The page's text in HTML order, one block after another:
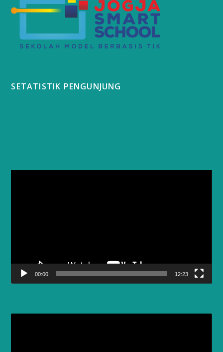
SETATISTIK PENGUNJUNG
00:00 12:23